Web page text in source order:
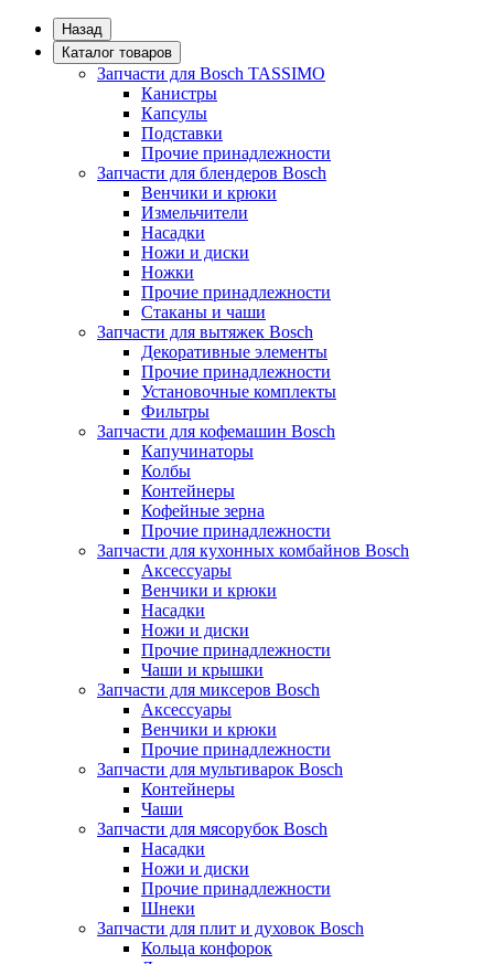
Назад
Каталог товаров
Запчасти для Bosch TASSIMO
Канистры
Капсулы
Подставки
Прочие принадлежности
Запчасти для блендеров Bosch
Венчики и крюки
Измельчители
Насадки
Ножи и диски
Ножки
Прочие принадлежности
Стаканы и чаши
Запчасти для вытяжек Bosch
Декоративные элементы
Прочие принадлежности
Установочные комплекты
Фильтры
Запчасти для кофемашин Bosch
Капучинаторы
Колбы
Контейнеры
Кофейные зерна
Прочие принадлежности
Запчасти для кухонных комбайнов Bosch
Аксессуары
Венчики и крюки
Насадки
Ножи и диски
Прочие принадлежности
Чаши и крышки
Запчасти для миксеров Bosch
Аксессуары
Венчики и крюки
Прочие принадлежности
Запчасти для мультиварок Bosch
Контейнеры
Чаши
Запчасти для мясорубок Bosch
Насадки
Ножи и диски
Прочие принадлежности
Шнеки
Запчасти для плит и духовок Bosch
Кольца конфорок